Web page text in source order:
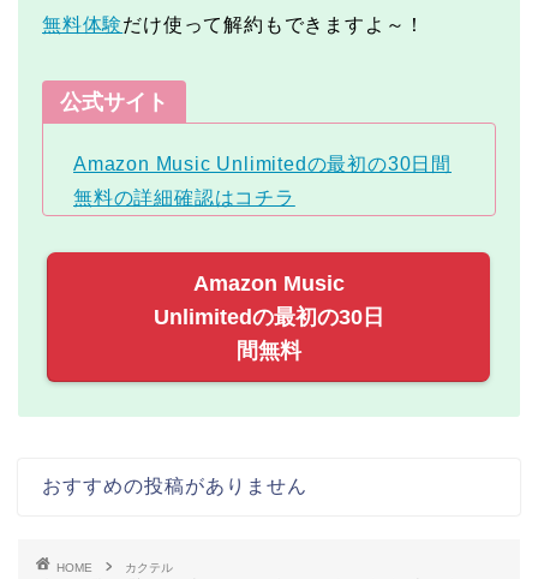
無料体験だけ使って解約もできますよ～！
公式サイト
Amazon Music Unlimitedの最初の30日間
無料の詳細確認はコチラ
Amazon Music
Unlimitedの最初の30日
間無料
おすすめの投稿がありません
HOME
カクテル